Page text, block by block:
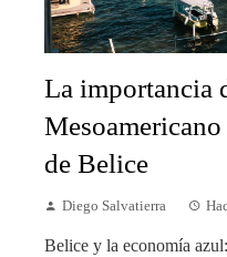
La importancia
de Belice
Diego Salvatierra
Belice y la economía